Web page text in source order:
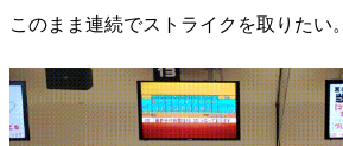
このまま連続でストライクを取りたい。